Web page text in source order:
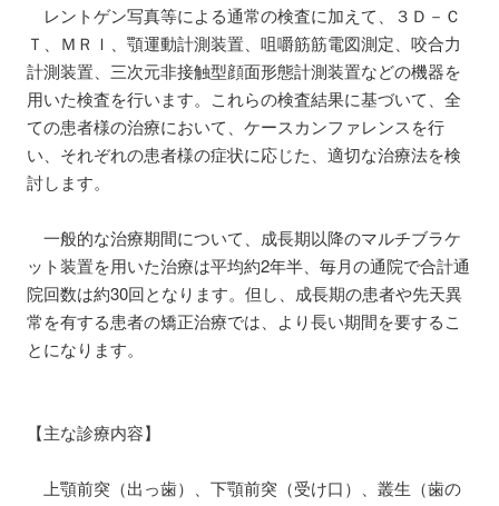
レントゲン写真等による通常の検査に加えて、３Ｄ－Ｃ
Ｔ、ＭＲＩ、顎運動計測装置、咀嚼筋筋電図測定、咬合力
計測装置、三次元非接触型顔面形態計測装置などの機器を
用いた検査を行います。これらの検査結果に基づいて、全
ての患者様の治療において、ケースカンファレンスを行
い、それぞれの患者様の症状に応じた、適切な治療法を検
討します。
一般的な治療期間について、成長期以降のマルチブラケ
ット装置を用いた治療は平均約2年半、毎月の通院で合計通
院回数は約30回となります。但し、成長期の患者や先天異
常を有する患者の矯正治療では、より長い期間を要するこ
とになります。
【主な診療内容】
上顎前突（出っ歯）、下顎前突（受け口）、叢生（歯の